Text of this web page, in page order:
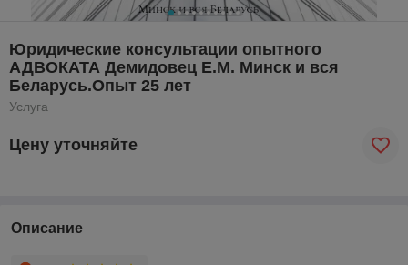
Юридические консультации опытного
АДВОКАТА Демидовец Е.М. Минск и вся
Беларусь.Опыт 25 лет
Услуга
Цену уточняйте
Описание